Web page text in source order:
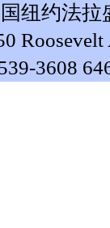
纽约法拉
3608